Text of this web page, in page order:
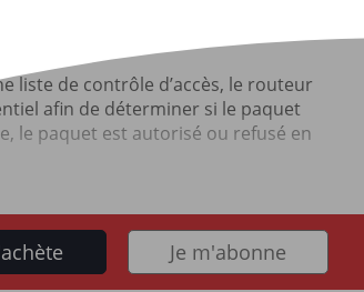
liste de contrôle d’accès, le routeur
afin de déterminer si le paquet
le paquet est autorisé ou refusé en
Je m'abonne